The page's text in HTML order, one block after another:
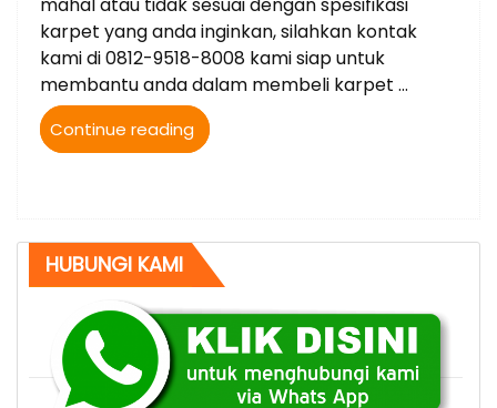
karpet yang anda inginkan, silahkan kontak
kami di 0812-9518-8008 kami siap untuk
membantu anda dalam membeli karpet …
Continue reading“0812-
9518-
Karpet
Mesjid
Banda
Aceh
Aceh
Murah”
HUBUNGI KAMI